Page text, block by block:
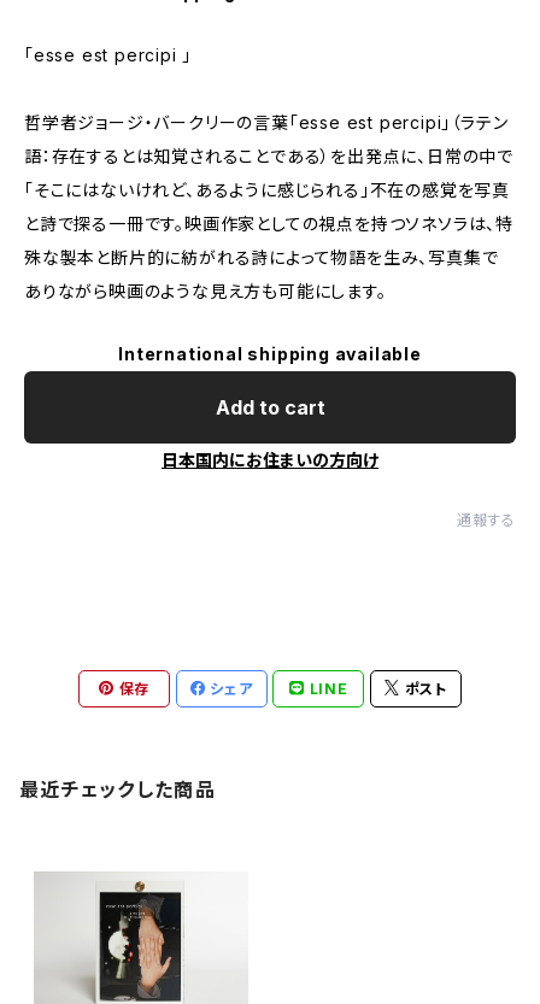
「esse est percipi 」
哲学者ジョージ・バークリーの言葉「esse est percipi」（ラテン
語：存在するとは知覚されることである）を出発点に、日常の中で
「そこにはないけれど、あるように感じられる」不在の感覚を写真
と詩で探る一冊です。映画作家としての視点を持つソネソラは、特
殊な製本と断片的に紡がれる詩によって物語を生み、写真集で
ありながら映画のような見え方も可能にします。
International shipping available
Add to cart
日本国内にお住まいの方向け
通報する
保存 シェア LINE ポスト
最近チェックした商品